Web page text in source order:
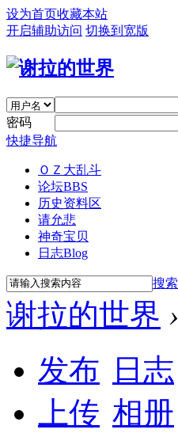
设为首页收藏本站
开启辅助访问 切换到宽版
密码
快捷导航
ＯＺ大乱斗
论坛BBS
历史资料区
请允悲
神奇宝贝
日志Blog
搜索
谢拉的世界 ›
发布
日志
上传 相册